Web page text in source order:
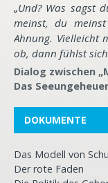
„Und? Was sagst
meinst, du
Ahnung. Vielleicht
ob, dann fühlst
Dialog zwischen
Das
DOKUMENTE
Das Modell von
Der rote Faden